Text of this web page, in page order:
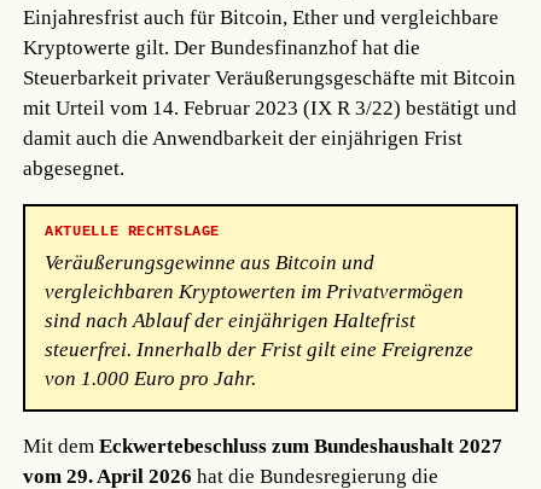
Einjahresfrist auch für Bitcoin, Ether und vergleichbare
Kryptowerte gilt. Der Bundesfinanzhof hat die
Steuerbarkeit privater Veräußerungsgeschäfte mit Bitcoin
mit Urteil vom 14. Februar 2023 (IX R 3/22) bestätigt und
damit auch die Anwendbarkeit der einjährigen Frist
abgesegnet.
AKTUELLE RECHTSLAGE
Veräußerungsgewinne aus Bitcoin und
vergleichbaren Kryptowerten im Privatvermögen
sind nach Ablauf der einjährigen Haltefrist
steuerfrei. Innerhalb der Frist gilt eine Freigrenze
von 1.000 Euro pro Jahr.
Mit demEckwertebeschluss zum Bundeshaushalt 2027
vom 29. April 2026 hat die Bundesregierung die